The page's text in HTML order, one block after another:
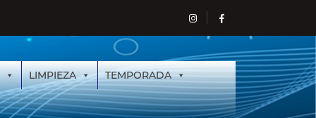
LIMPIEZA TEMPORADA